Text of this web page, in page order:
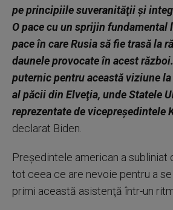
pe principiile suveranităţii şi
O pace cu un sprijin fundamental
pace în care Rusia să fie trasă la
daunele provocate în acest
puternic pentru această viziune
al păcii din Elveţia, unde Statele
reprezentate de vicepreşedintele
declarat Biden.
Preşedintele american a subliniat
tot ceea ce are nevoie pentru a
primi această asistenţă într-un